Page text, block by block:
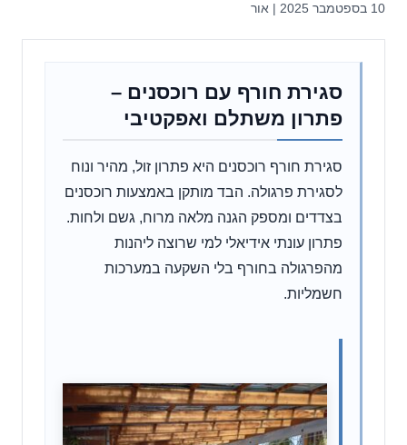
10 בספטמבר 2025 | אור
סגירת חורף עם רוכסנים –
פתרון משתלם ואפקטיבי
סגירת חורף רוכסנים היא פתרון זול, מהיר ונוח
לסגירת פרגולה. הבד מותקן באמצעות רוכסנים
בצדדים ומספק הגנה מלאה מרוח, גשם ולחות.
פתרון עונתי אידיאלי למי שרוצה ליהנות
מהפרגולה בחורף בלי השקעה במערכות
חשמליות.